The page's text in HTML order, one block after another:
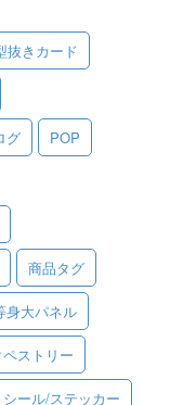
抜きカード
グ POP
商品タグ
身大パネル
ペストリー
シール/ステッカー